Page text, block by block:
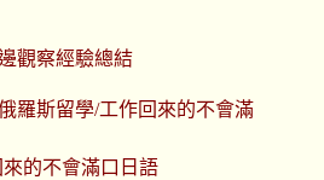
觀察經驗總結
羅斯留學/工作回來的不會滿
的不會滿口日語